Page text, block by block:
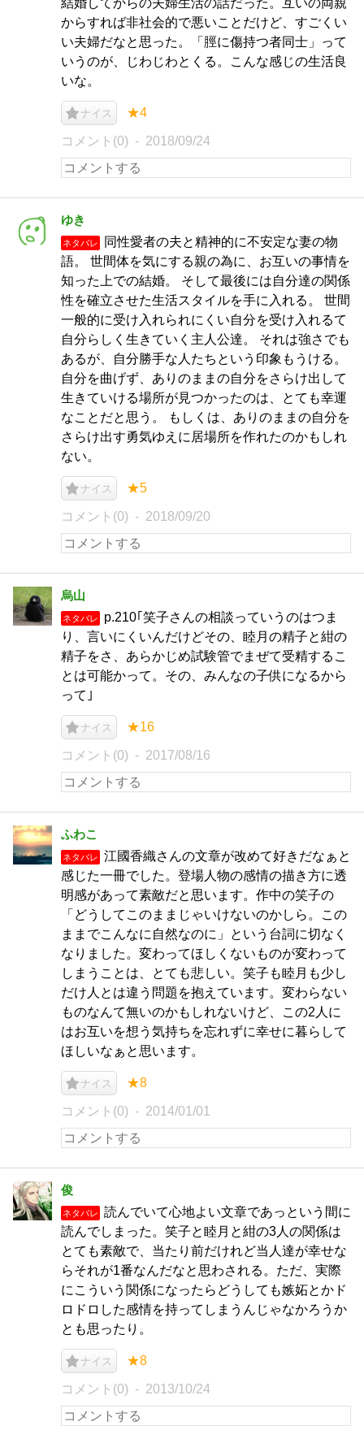
結婚してからの夫婦生活の話だった。互いの両親
からすれば非社会的で悪いことだけど、すごくい
い夫婦だなと思った。「脛に傷持つ者同士」って
いうのが、じわじわとくる。こんな感じの生活良
いな。
ナイス ★4
コメント(0) 2018/09/24
ゆき
ネタバレ
同性愛者の夫と精神的に不安定な妻の物
語。 世間体を気にする親の為に、お互いの事情を
知った上での結婚。 そして最後には自分達の関係
性を確立させた生活スタイルを手に入れる。 世間
一般的に受け入れられにくい自分を受け入れるて
自分らしく生きていく主人公達。 それは強さでも
あるが、自分勝手な人たちという印象もうける。
自分を曲げず、ありのままの自分をさらけ出して
生きていける場所が見つかったのは、とても幸運
なことだと思う。 もしくは、ありのままの自分を
さらけ出す勇気ゆえに居場所を作れたのかもしれ
ない。
ナイス ★5
コメント(0) 2018/09/20
烏山
ネタバレ
p.210｢笑子さんの相談っていうのはつま
り、言いにくいんだけどその、睦月の精子と紺の
精子をさ、あらかじめ試験管でまぜて受精するこ
とは可能かって。その、みんなの子供になるから
って｣
ナイス ★16
コメント(0) 2017/08/16
ふわこ
ネタバレ
江國香織さんの文章が改めて好きだなぁと
感じた一冊でした。登場人物の感情の描き方に透
明感があって素敵だと思います。作中の笑子の
「どうしてこのままじゃいけないのかしら。この
ままでこんなに自然なのに」という台詞に切なく
なりました。変わってほしくないものが変わって
しまうことは、とても悲しい。笑子も睦月も少し
だけ人とは違う問題を抱えています。変わらない
ものなんて無いのかもしれないけど、この2人に
はお互いを想う気持ちを忘れずに幸せに暮らして
ほしいなぁと思います。
ナイス ★8
コメント(0) 2014/01/01
俊
ネタバレ
読んでいて心地よい文章であっという間に
読んでしまった。笑子と睦月と紺の3人の関係は
とても素敵で、当たり前だけれど当人達が幸せな
らそれが1番なんだなと思わされる。ただ、実際
にこういう関係になったらどうしても嫉妬とかド
ロドロした感情を持ってしまうんじゃなかろうか
とも思ったり。
ナイス ★8
コメント(0) 2013/10/24